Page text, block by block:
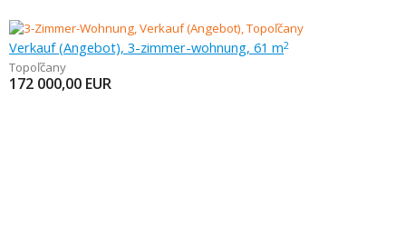
Verkauf (Angebot), 3-zimmer-wohnung, 61 m2
Topoľčany
172 000,00 EUR